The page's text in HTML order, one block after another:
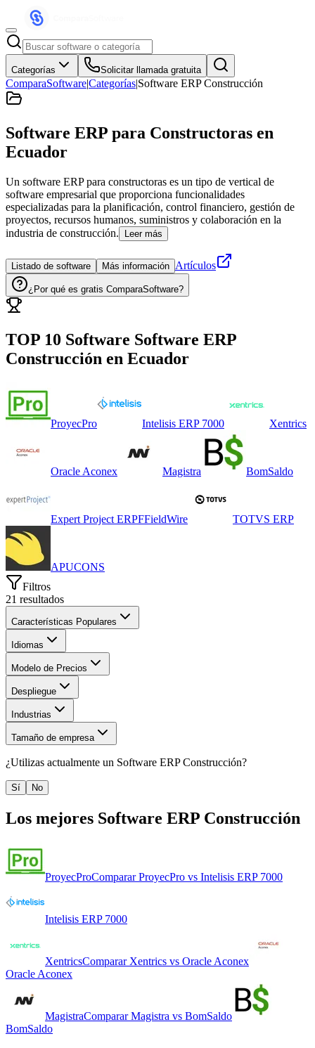
Categorías Solicitar llamada gratuita
ComparaSoftware|Categorías|Software ERP Construcción
Software ERP para Constructoras en
Ecuador
Un software ERP para constructoras es un tipo de vertical de
software empresarial que proporciona funcionalidades
especializadas para la planificación, control financiero, gestión de
proyectos, recursos humanos, suministros y colaboración en la
industria de construcción.
Leer más
Listado de software Más información Artículos
¿Por qué es gratis ComparaSoftware?
TOP 10 Software Software ERP
Construcción en Ecuador
ProyecPro Intelisis ERP 7000 Xentrics
Oracle Aconex Magistra BomSaldo
Expert Project ERPFFieldWire TOTVS ERP
APUCONS
Filtros
21 resultados
Características Populares
Idiomas
Modelo de Precios
Despliegue
Industrias
Tamaño de empresa
¿Utilizas actualmente un Software ERP Construcción?
Sí No
Los mejores Software ERP Construcción
ProyecProComparar ProyecPro vs Intelisis ERP 7000
Intelisis ERP 7000
XentricsComparar Xentrics vs Oracle Aconex
Oracle Aconex
MagistraComparar Magistra vs BomSaldo
BomSaldo